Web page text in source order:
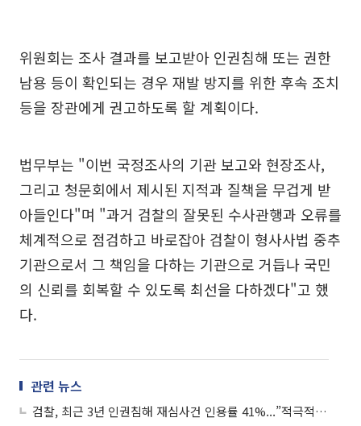
위원회는 조사 결과를 보고받아 인권침해 또는 권한
남용 등이 확인되는 경우 재발 방지를 위한 후속 조치
등을 장관에게 권고하도록 할 계획이다.
법무부는 "이번 국정조사의 기관 보고와 현장조사,
그리고 청문회에서 제시된 지적과 질책을 무겁게 받
아들인다"며 "과거 검찰의 잘못된 수사관행과 오류를
체계적으로 점검하고 바로잡아 검찰이 형사사법 중추
기관으로서 그 책임을 다하는 기관으로 거듭나 국민
의 신뢰를 회복할 수 있도록 최선을 다하겠다"고 했
다.
관련 뉴스
검찰, 최근 3년 인권침해 재심사건 인용률 41%...”적극적 인용의견 개진”